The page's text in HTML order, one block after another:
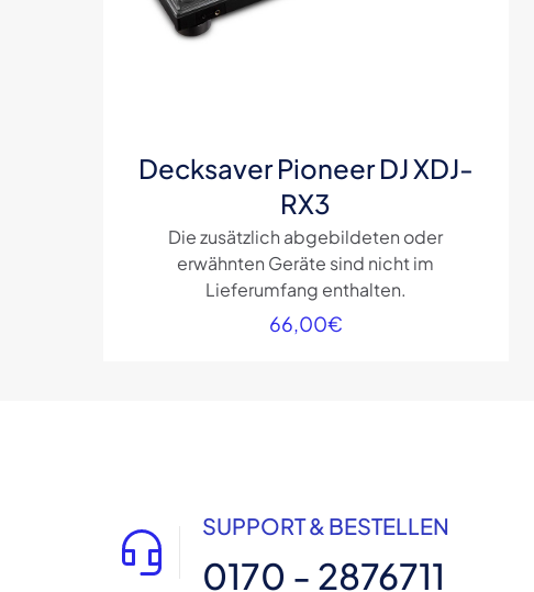
Decksaver Pioneer DJ XDJ-
RX3
Die zusätzlich abgebildeten oder
erwähnten Geräte sind nicht im
Lieferumfang enthalten.
66,00€
SUPPORT & BESTELLEN
0170 - 2876711